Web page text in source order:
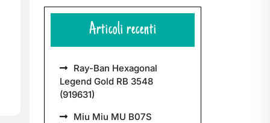
Articoli recenti
Ray-Ban Hexagonal
Legend Gold RB 3548
(919631)
Miu Miu MU B07S